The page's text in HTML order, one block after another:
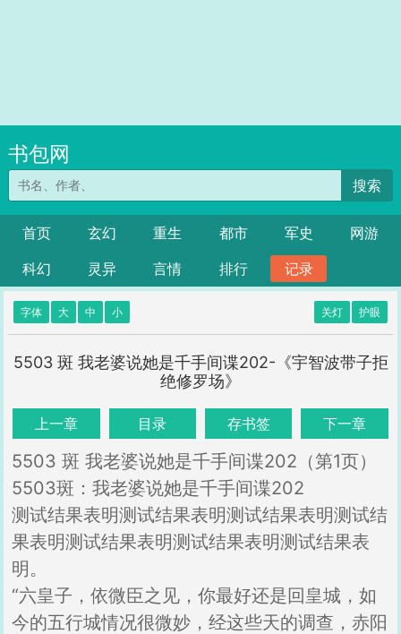
书包网
搜索
首页 玄幻 重生 都市 军史
网游
科幻
灵异 言情 排行 记录
字体 大 中 小 关灯 护眼
5503 斑 我老婆说她是千手间谍202-《宇智波带子拒
绝修罗场》
上一章 目录 存书签 下一章
5503 斑 我老婆说她是千手间谍202（第1页）
5503斑：我老婆说她是千手间谍202
测试结果表明测试结果表明测试结果表明测试结
果表明测试结果表明测试结果表明测试结果表
明。
“六皇子，依微臣之见，你最好还是回皇城，如
今的五行城情况很微妙，经这些天的调查，赤阳